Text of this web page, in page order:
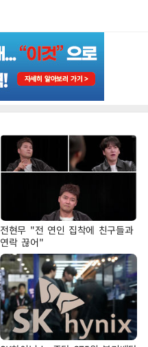
전현무 "전 연인 집착에 친구들과
연락 끊어"